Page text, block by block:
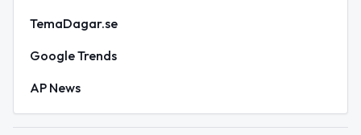
TemaDagar.se
Google Trends
AP News